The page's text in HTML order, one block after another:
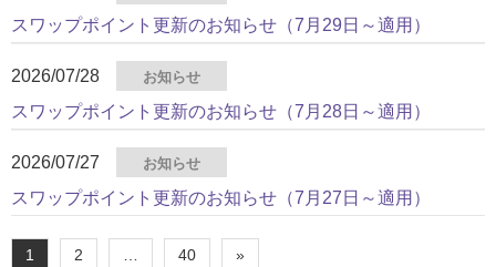
スワップポイント更新のお知らせ（7月29日～適用）
2026/07/28 お知らせ
スワップポイント更新のお知らせ（7月28日～適用）
2026/07/27 お知らせ
スワップポイント更新のお知らせ（7月27日～適用）
1 2 40 »